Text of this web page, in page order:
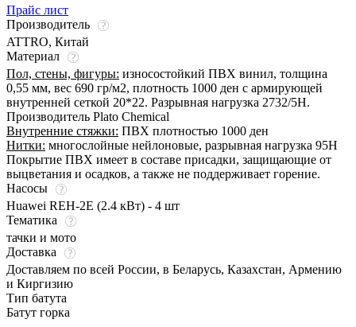
Прайс лист
Производитель
ATTRO, Китай
Материал
Пол, стены, фигуры: износостойкий ПВХ винил, толщина
0,55 мм, вес 690 гр/м2, плотность 1000 ден с армирующей
внутренней сеткой 20*22. Разрывная нагрузка 2732/5Н.
Производитель Plato Chemical
Внутренние стяжки: ПВХ плотностью 1000 ден
Нитки: многослойные нейлоновые, разрывная нагрузка 95Н
Покрытие ПВХ имеет в составе присадки, защищающие от
выцветания и осадков, а также не поддерживает горение.
Насосы
Huawei REH-2E (2.4 кВт) - 4 шт
Тематика
тачки и мото
Доставка
Доставляем по всей России, в Беларусь, Казахстан, Армению
и Киргизию
Тип батута
Батут горка